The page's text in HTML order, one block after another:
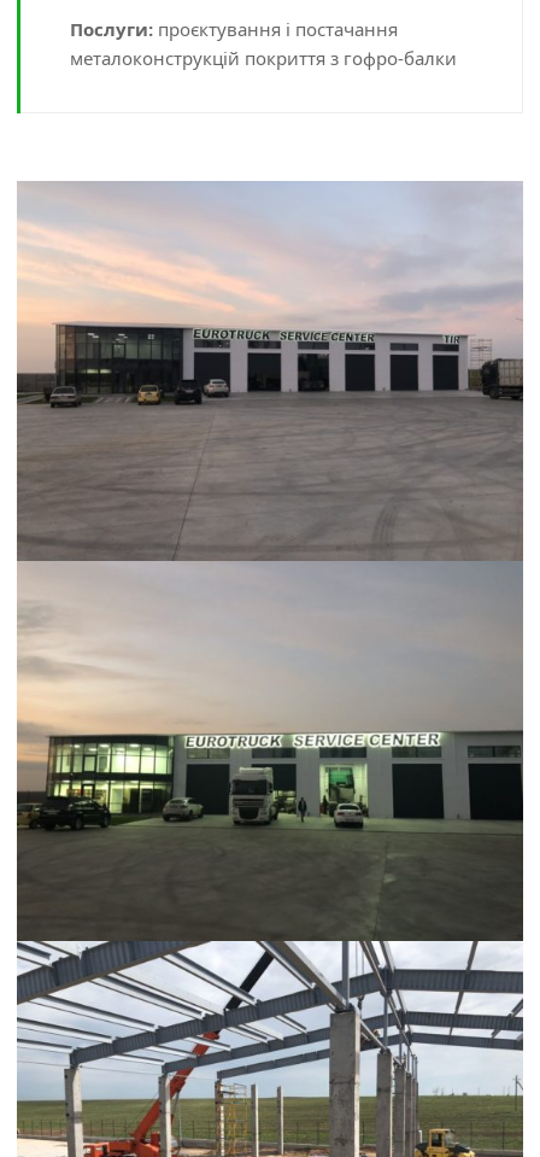
Послуги: проєктування і постачання
металоконструкцій покриття з гофро-балки